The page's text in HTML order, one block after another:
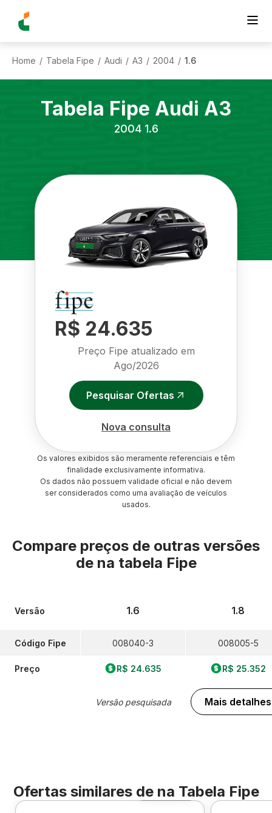
Home / Tabela Fipe / Audi / A3 / 2004 / 1.6
Tabela Fipe Audi A3
2004 1.6
R$ 24.635
Preço Fipe atualizado em
Ago/2026
Pesquisar Ofertas
Nova consulta
Os valores exibidos são meramente referenciais e têm
finalidade exclusivamente informativa.
Os dados não possuem validade oficial e não devem
ser considerados como uma avaliação de veículos
usados.
Compare preços de outras versões
de na tabela Fipe
Versão
Código Fipe
Preço
1.6
008040-3
R$ 24.635
Versão pesquisada
1.8
008005-5
R$ 25.352
Mais detalhes
Ofertas similares de na Tabela Fipe
Foto 360º